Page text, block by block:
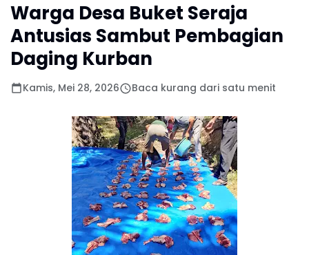
Warga Desa Buket Seraja
Antusias Sambut Pembagian
Daging Kurban
Kamis, Mei 28, 2026 Baca kurang dari satu menit